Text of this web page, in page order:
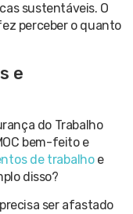
sustentáveis. O
perceber o quanto
e
do Trabalho
bem-feito e
de trabalhoe
disso?
ser afastado